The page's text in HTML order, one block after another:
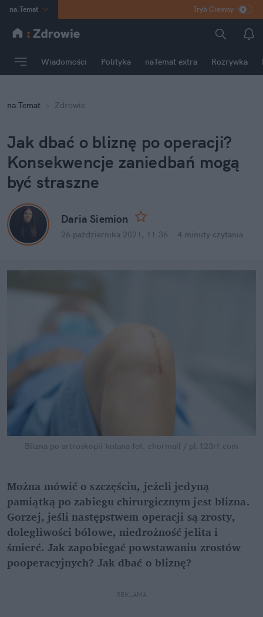
na:Temat
INN Poland
mama
Rozrywka
Tryb Ciemny
Wiadomości Polityka naTemat extra Rozrywka
na:Temat Zdrowie
Jak dbać o bliznę po operacji?
Konsekwencje zaniedbań mogą
być straszne
Daria Siemion
26 października 2021, 11:36 4 minuty czytania
Blizna po artroskopii kolana fot. chormail / pl.123rf.com
Można mówić o szczęściu, jeżeli jedyną
pamiątką po zabiegu chirurgicznym jest blizna.
Gorzej, jeśli następstwem operacji są zrosty,
dolegliwości bólowe, niedrożność jelita i
śmierć. Jak zapobiegać powstawaniu zrostów
pooperacyjnych? Jak dbać o bliznę?
REKLAMA